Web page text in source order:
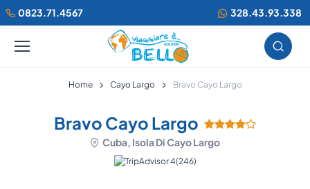
0823.71.4567 328.43.93.338
Home Cayo Largo Bravo Cayo Largo
Bravo Cayo Largo
Cuba, Isola Di Cayo Largo
(246)